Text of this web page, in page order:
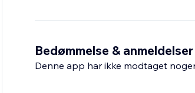
Bedømmelse & anmeldelser
Denne app har ikke modtaget